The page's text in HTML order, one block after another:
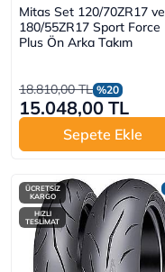
Mitas Set 120/70ZR17 ve
180/55ZR17 Sport Force
Plus Ön Arka Takım
18.810,00 TL %20
15.048,00 TL
Sepete Ekle
ÜCRETSİZ
KARGO
HIZLI
TESLİMAT